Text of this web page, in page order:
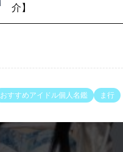
介】
おすすめアイドル個人名鑑 ま行